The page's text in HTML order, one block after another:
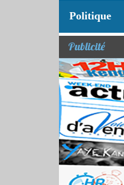
Politique
Publicité